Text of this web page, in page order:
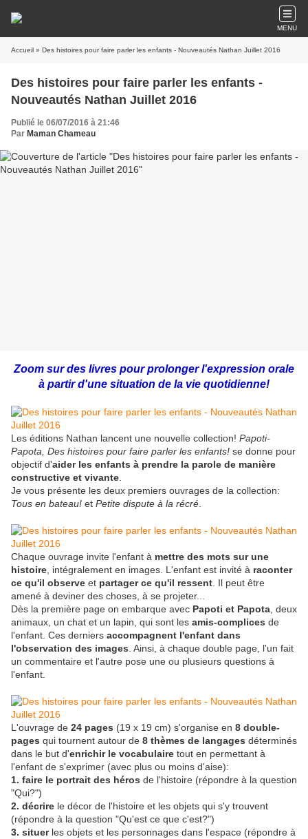
MENU
Accueil » Des histoires pour faire parler les enfants - Nouveautés Nathan Juillet 2016
Des histoires pour faire parler les enfants -
Nouveautés Nathan Juillet 2016
Publié le 06/07/2016 à 21:46
Par Maman Chameau
Zoom sur des livres pour prolonger l'expression orale
à partir d'une situation de la vie quotidienne!
Les éditions Nathan lancent une nouvelle collection! Papoti-
Papota, Des histoires pour faire parler les enfants! se donne pour
objectif d'aider les enfants à prendre la parole de manière
constructive et vivante
Je vous présente les deux premiers ouvrages de la collection:
Tous en bateau! et Petite dispute à la récré
Chaque ouvrage invite l'enfant à mettre des mots sur une
histoire , intégralement en images. L'enfant est invité à raconter
ce qu'il observe et partager ce qu'il ressent . Il peut être
amené à deviner des choses, à se projeter...
Dès la première page on embarque avec Papoti et Papota , deux
animaux, un chat et un lapin, qui sont les amis-complices de
l'enfant. Ces derniers accompagnent l'enfant dans
l'observation des images . Ainsi, à chaque double page, l'un fait
un commentaire et l'autre pose une ou plusieurs questions à
l'enfant.
L'ouvrage de 24 pages (19 x 19 cm) s'organise en 8 double-
pages qui tournent autour de 8 thèmes de langages déterminés
dans le but d'enrichir le vocabulaire tout en permettant à
l'enfant de s'exprimer (avec plus ou moins d'aise):
1. faire le portrait des héros de l'histoire (répondre à la question
"Qui?")
2. décrire le décor de l'histoire et les objets qui s'y trouvent
(répondre à la question "Qu'est ce que c'est?")
3. situerles objets et les personnages dans l'espace (répondre à